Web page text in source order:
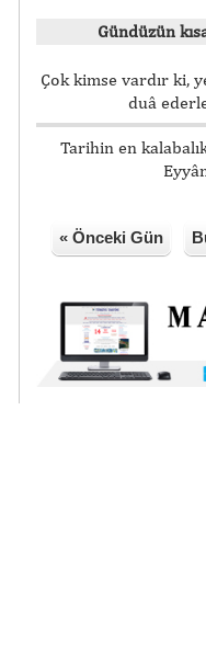
Gündüzün
Çok kimse vardır ki,
duâ
Tarihin en
« Önceki Gün